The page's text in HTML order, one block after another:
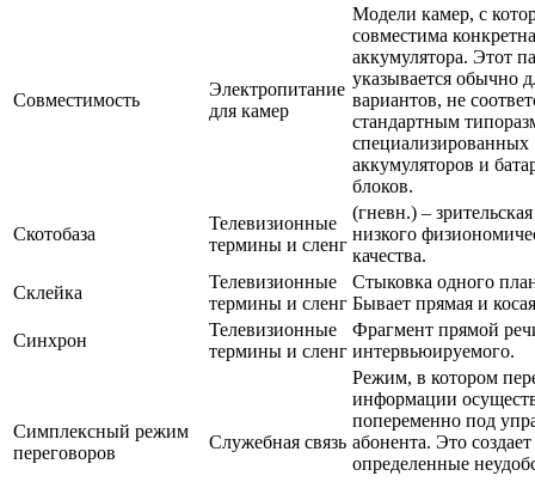
Совместимость
Электропитание
для камер
Модели камер, с
совместима
аккумулятора. Этот
указывается обычно
вариантов, не
стандартным
специализированных
аккумуляторов и
блоков.
Скотобаза
Телевизионные
термины и сленг
(гневн.) –
низкого
качества.
Склейка
Телевизионные
термины и сленг
Стыковка одного
Бывает прямая и
Синхрон
Телевизионные
термины и сленг
Фрагмент прямой
интервьюируемого.
Симплексный режим
переговоров
Служебная связь
Режим, в котором
информации
попеременно под
абонента. Это создает
определенные